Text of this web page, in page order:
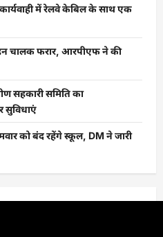
में रेलवे केबिल के साथ एक
चालक फरार, आरपीएफ ने की
सहकारी समिति का
सुविधाएं
को बंद रहेंगे स्कूल, DM ने जारी